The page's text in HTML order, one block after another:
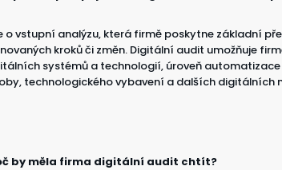
o vstupní analýzu, která firmě poskytne základní
kroků či změn. Digitální audit umožňuje
systémů a technologií, úroveň
technologického vybavení a dalších digitálních
by měla firma digitální audit chtít?